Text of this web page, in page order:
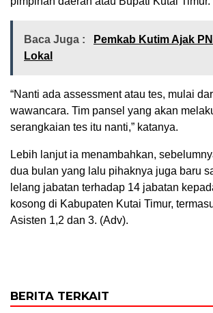
Baca Juga :
Pemkab Kutim Ajak
Lokal
“Nanti ada assessment atau tes, mulai
wawancara. Tim pansel yang akan
serangkaian tes itu nanti,” katanya.
Lebih lanjut ia menambahkan,
dua bulan yang lalu pihaknya juga baru
lelang jabatan terhadap 14 jabatan
kosong di Kabupaten Kutai Timur,
Asisten 1,2 dan 3. (Adv).
BERITA TERKAIT